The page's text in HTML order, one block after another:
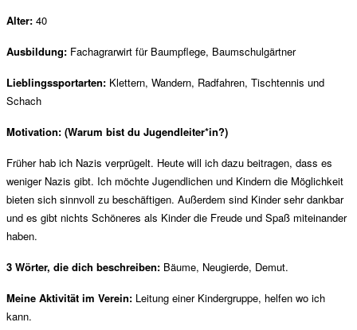
Alter: 40
Ausbildung: Fachagrarwirt für Baumpflege, Baumschulgärtner
Lieblingssportarten: Klettern, Wandern, Radfahren, Tischtennis und
Schach
Motivation: (Warum bist du Jugendleiter*in?)
Früher hab ich Nazis verprügelt. Heute will ich dazu beitragen, dass es
weniger Nazis gibt. Ich möchte Jugendlichen und Kindern die Möglichkeit
bieten sich sinnvoll zu beschäftigen. Außerdem sind Kinder sehr dankbar
und es gibt nichts Schöneres als Kinder die Freude und Spaß miteinander
haben.
3 Wörter, die dich beschreiben: Bäume, Neugierde, Demut.
Meine Aktivität im Verein: Leitung einer Kindergruppe, helfen wo ich
kann.